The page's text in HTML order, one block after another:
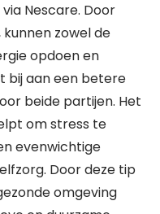
Nescare. Door
zowel de
opdoen en
bij aan een betere
beide partijen. Het
om stress te
evenwichtige
Door deze tip
omgeving